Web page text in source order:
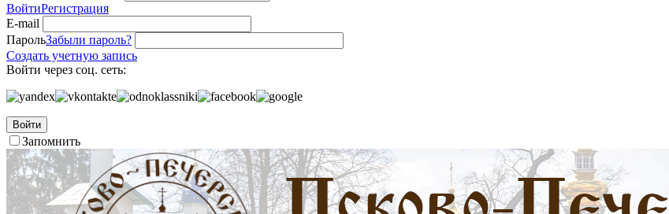
ВойтиРегистрация
E-mail
ПарольЗабыли пароль?
Создать учетную запись
Войти через соц. сеть:
Войти
Запомнить